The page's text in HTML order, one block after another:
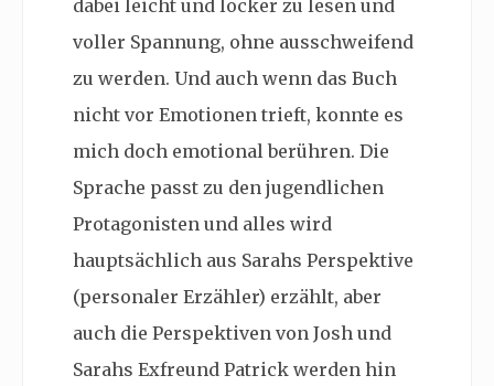
dabei leicht und locker zu lesen und
voller Spannung, ohne ausschweifend
zu werden. Und auch wenn das Buch
nicht vor Emotionen trieft, konnte es
mich doch emotional berühren. Die
Sprache passt zu den jugendlichen
Protagonisten und alles wird
hauptsächlich aus Sarahs Perspektive
(personaler Erzähler) erzählt, aber
auch die Perspektiven von Josh und
Sarahs Exfreund Patrick werden hin